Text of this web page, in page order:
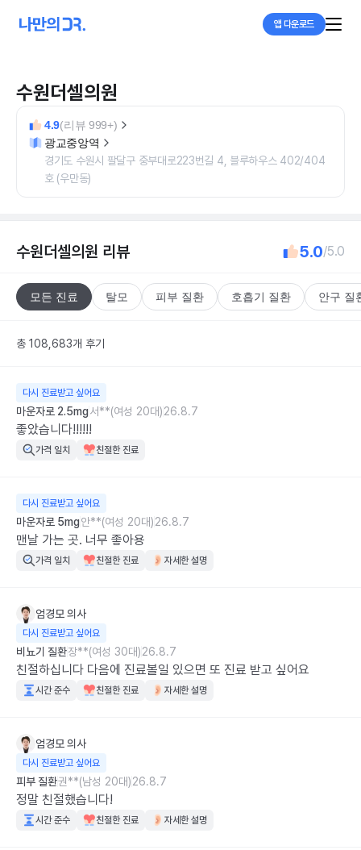
앱 다운로드
수원더셀의원
4.9(리뷰 999+)
광교중앙역
경기도 수원시 팔달구 중부대로223번길 4, 블루하우스 402/404
호 (우만동)
수원더셀의원 리뷰 5.0/5.0
모든 진료 탈모 피부 질환 호흡기 질환 안구 질
총 108,683개 후기
다시 진료받고 싶어요
마운자로 2.5mg서**(여성 20대)26.8.7
좋았습니다!!!!!!
가격 일치 친절한 진료
다시 진료받고 싶어요
마운자로 5mg안**(여성 20대)26.8.7
맨날 가는 곳. 너무 좋아용
가격 일치 친절한 진료 자세한 설명
엄경모 의사
다시 진료받고 싶어요
비뇨기 질환장**(여성 30대)26.8.7
친절하십니다 다음에 진료볼일 있으면 또 진료 받고 싶어요
시간 준수 친절한 진료 자세한 설명
엄경모 의사
다시 진료받고 싶어요
피부 질환권**(남성 20대)26.8.7
정말 친절했습니다!
시간 준수 친절한 진료 자세한 설명